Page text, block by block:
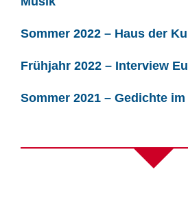
Sommer 2022 – Haus der
Frühjahr 2022 – Interview
Sommer 2021 – Gedichte